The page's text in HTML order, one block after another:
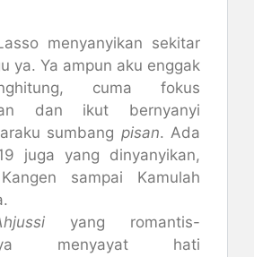
menyanyikan sekitar
ya. Ya ampun aku enggak
cuma fokus
dan ikut bernyanyi
sumbang pisan. Ada
juga yang dinyanyikan,
sampai Kamulah
yang romantis-
menyayat hati